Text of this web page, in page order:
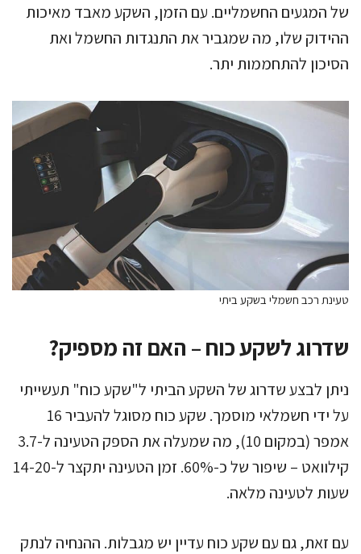
של המגעים החשמליים. עם הזמן, השקע מאבד מאיכות
ההידוק שלו, מה שמגביר את התנגדות החשמל ואת
הסיכון להתחממות יתר.
טעינת רכב חשמלי בשקע ביתי
שדרוג לשקע כוח – האם זה מספיק?
ניתן לבצע שדרוג של השקע הביתי ל"שקע כוח" תעשייתי
על ידי חשמלאי מוסמך. שקע כוח מסוגל להעביר 16
אמפר (במקום 10), מה שמעלה את הספק הטעינה ל-3.7
קילוואט – שיפור של כ-60%. זמן הטעינה יתקצר ל-14-20
שעות לטעינה מלאה.
עם זאת, גם עם שקע כוח עדיין יש מגבלות. ההנחיה לנתק